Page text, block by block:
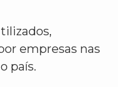
empresas nas
país.